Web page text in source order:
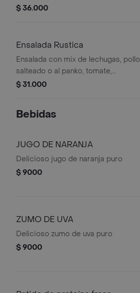
champiñones, cebolla marinada,
crocante.
$ 36.000
Ensalada Rustica
Ensalada con mix de lechugas, pollo
salteado o al panko, tomate,
champiñones, aguacate, maicitos,
$ 31.000
Bebidas
JUGO DE NARANJA
Delicioso jugo de naranja puro
$ 9000
ZUMO DE UVA
Delicioso zumo de uva puro
$ 9000